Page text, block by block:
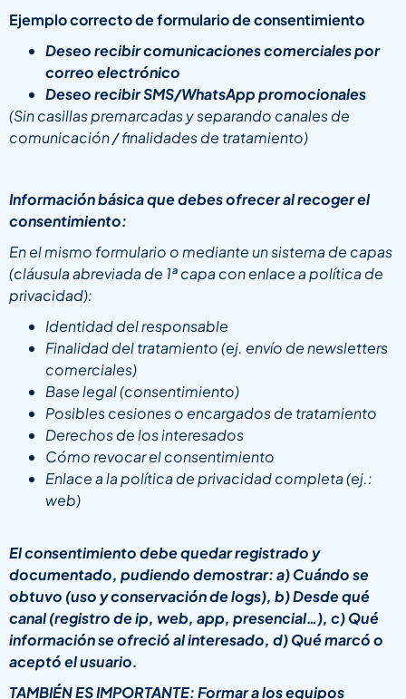
Ejemplo correcto de formulario de consentimiento
Deseo recibir comunicaciones comerciales por
correo electrónico
Deseo recibir SMS/WhatsApp promocionales
(Sin casillas premarcadas y separando canales de
comunicación / finalidades de tratamiento)
Información básica que debes ofrecer al recoger el
consentimiento:
En el mismo formulario o mediante un sistema de capas
(cláusula abreviada de 1ª capa con enlace a política de
privacidad):
Identidad del responsable
Finalidad del tratamiento (ej. envío de newsletters
comerciales)
Base legal (consentimiento)
Posibles cesiones o encargados de tratamiento
Derechos de los interesados
Cómo revocar el consentimiento
Enlace a la política de privacidad completa (ej.:
web)
El consentimiento debe quedar registrado y
documentado, pudiendo demostrar: a) Cuándo se
obtuvo (uso y conservación de logs), b) Desde qué
canal (registro de ip, web, app, presencial…), c) Qué
información se ofreció al interesado, d) Qué marcó o
aceptó el usuario.
TAMBIÉN ES IMPORTANTE: Formar a los equipos